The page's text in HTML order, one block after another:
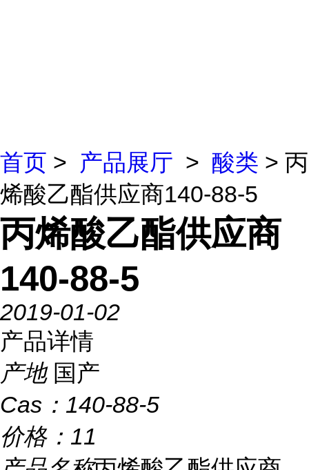
首页 > 产品展厅 > 酸类 > 丙
烯酸乙酯供应商140-88-5
丙烯酸乙酯供应商
140-88-5
2019-01-02
产品详情
产地 国产
Cas： 140-88-5
价格： 11